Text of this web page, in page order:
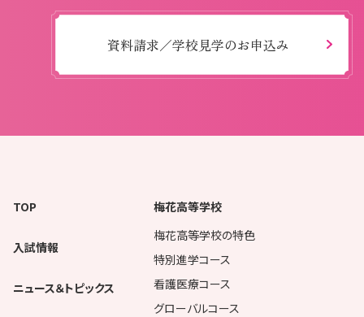
資料請求／学校見学のお申込み
TOP
入試情報
ニュース＆トピックス
梅花高等学校
梅花高等学校の特色
特別進学コース
看護医療コース
グローバルコース